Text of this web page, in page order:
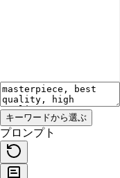
キーワードから選ぶ
プロンプト